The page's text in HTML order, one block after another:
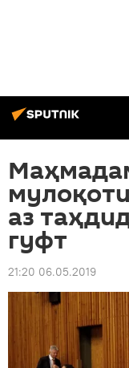
аз
гуфт
21:20 06.05.2019